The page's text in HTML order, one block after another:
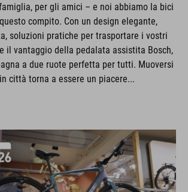
per gli amici – e noi abbiamo la bici
compito. Con un design elegante,
soluzioni pratiche per trasportare i vostri
il vantaggio della pedalata assistita Bosch,
a due ruote perfetta per tutti. Muoversi
città torna a essere un piacere...